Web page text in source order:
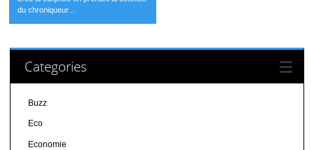
du chroniqueur...
Categories
Buzz
Eco
Economie